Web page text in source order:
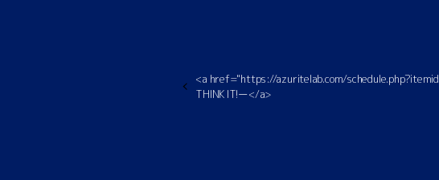
<a href="https://azuritelab.com/
THINK IT!ー</a>